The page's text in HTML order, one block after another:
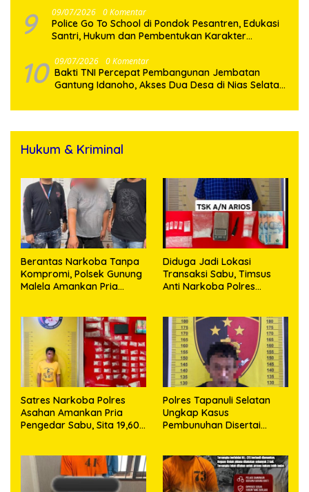
9 09/07/2026 0 Komentar
Police Go To School di Pondok Pesantren, Edukasi
Santri, Hukum dan Pembentukan Karakter
10 09/07/2026 0 Komentar
Bakti TNI Percepat Pembangunan Jembatan
Gantung Idanoho, Akses Dua Desa di Nias Selatan
Hukum & Kriminal
Berantas Narkoba Tanpa
Kompromi, Polsek Gunung
Malela Amankan Pria
Diduga Jadi Lokasi
Transaksi Sabu, Timsus
Anti Narkoba Polres
63,67 Gram Sabu
Satres Narkoba Polres
Asahan Amankan Pria
Pengedar Sabu, Sita 19,60
Polres Tapanuli Selatan
Ungkap Kasus
Pembunuhan Disertai
Ditangkap